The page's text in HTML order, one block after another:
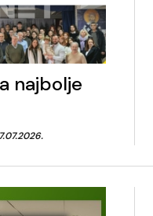
najbolje